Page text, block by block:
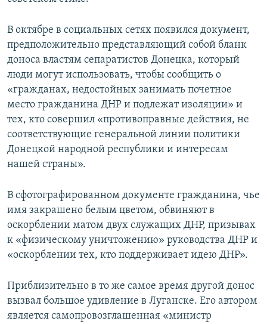
В октябре в социальных сетях появился документ,
предположительно представляющий собой бланк
доноса властям сепаратистов Донецка, который
люди могут использовать, чтобы сообщить о
«гражданах, недостойных занимать почетное
место гражданина ДНР и подлежат изоляции» и
тех, кто совершил «противоправные действия, не
соответствующие генеральной линии политики
Донецкой народной республики и интересам
нашей страны».
В сфотографированном документе гражданина, чье
имя закрашено белым цветом, обвиняют в
оскорблении матом двух служащих ДНР, призывах
к «физическому уничтожению» руководства ДНР и
«оскорблении тех, кто поддерживает идею ДНР».
Приблизительно в то же самое время другой донос
вызвал большое удивление в Луганске. Его автором
является самопровозглашенная «министр